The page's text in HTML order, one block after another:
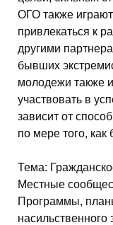
ОГО также
привлекаться к
другими
бывших
молодежи также
участвовать в
зависит от
по мере того, как
Тема:
Местные
Программы,